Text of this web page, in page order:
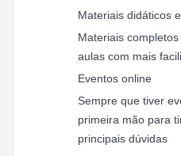
Materiais didáticos
Materiais
aulas com mais
Eventos online
Sempre que tiver
primeira mão para
principais dúvidas